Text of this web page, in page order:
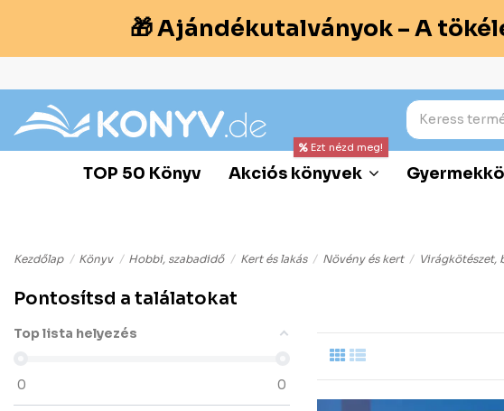
🎁 Ajándékutalványok – A
TOP 50 Könyv Akciós könyvek
Ezt nézd meg!
Kezdőlap Könyv Hobbi, szabadidő Kert és lakás Növény és kert Virágkötészet,
Pontosítsd a találatokat
Top lista helyezés
0 0